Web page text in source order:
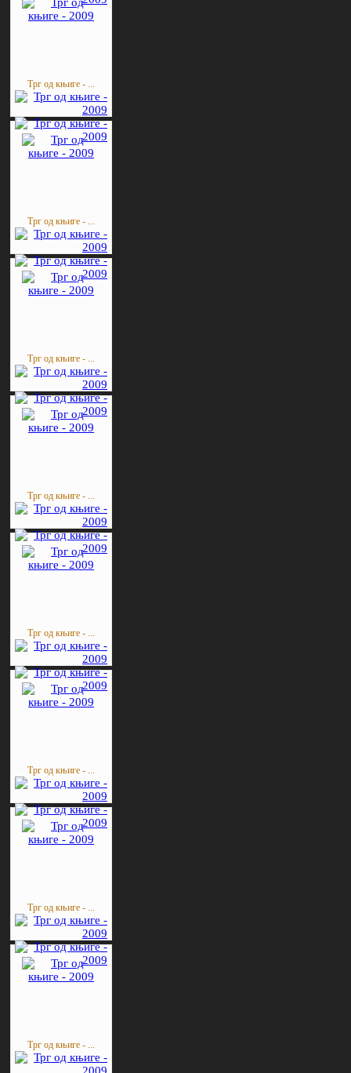
Трг од књиге - ...
Трг од књиге - ...
Трг од књиге - ...
Трг од књиге - ...
Трг од књиге - ...
Трг од књиге - ...
Трг од књиге - ...
Трг од књиге - ...